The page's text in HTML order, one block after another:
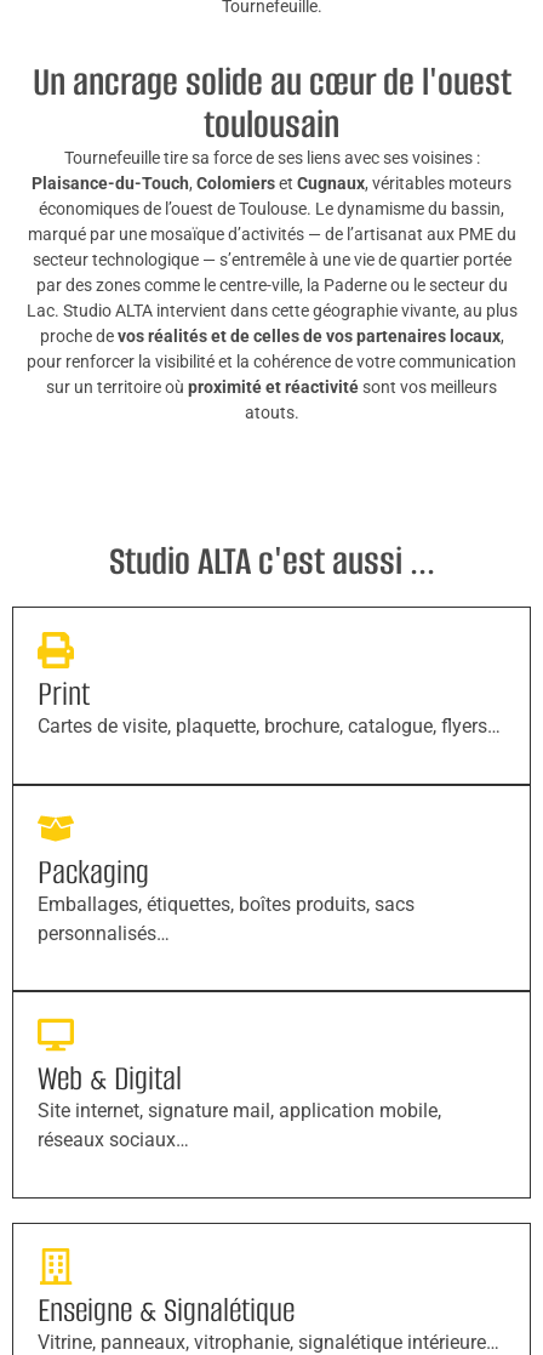
Tournefeuille.
Un ancrage solide au cœur de l'ouest
toulousain
Tournefeuille tire sa force de ses liens avec ses voisines :
Plaisance-du-Touch, Colomierset Cugnaux, véritables moteurs
économiques de l’ouest de Toulouse. Le dynamisme du bassin,
marqué par une mosaïque d’activités — de l’artisanat aux PME du
secteur technologique — s’entremêle à une vie de quartier portée
par des zones comme le centre-ville, la Paderne ou le secteur du
Lac. Studio ALTA intervient dans cette géographie vivante, au plus
proche devos réalités et de celles de vos partenaires locaux,
pour renforcer la visibilité et la cohérence de votre communication
sur un territoire où proximité et réactivitésont vos meilleurs
atouts.
Studio ALTA c'est aussi ...
Print
Cartes de visite, plaquette, brochure, catalogue, flyers…
Packaging
Emballages, étiquettes, boîtes produits, sacs
personnalisés…
Web & Digital
Site internet, signature mail, application mobile,
réseaux sociaux…
Enseigne & Signalétique
Vitrine, panneaux, vitrophanie, signalétique intérieure…